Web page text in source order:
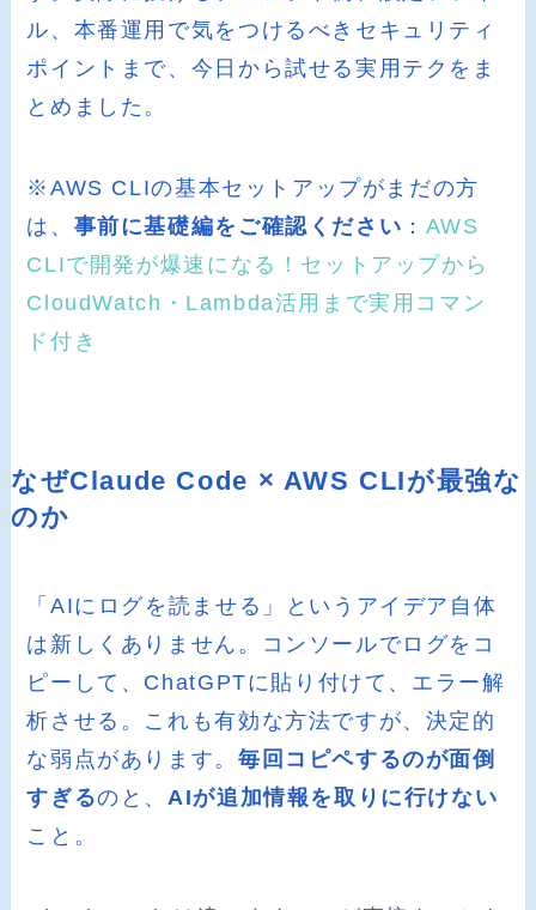
ル、本番運用で気をつけるべきセキュリティ
ポイントまで、今日から試せる実用テクをま
とめました。
※AWS CLIの基本セットアップがまだの方
は、 事前に基礎編をご確認ください ： AWS
CLIで開発が爆速になる！セットアップから
CloudWatch・Lambda活用まで実用コマン
ド付き
なぜClaude Code × AWS CLIが最強な
のか
「AIにログを読ませる」というアイデア自体
は新しくありません。コンソールでログをコ
ピーして、ChatGPTに貼り付けて、エラー解
析させる。これも有効な方法ですが、決定的
な弱点があります。 毎回コピペするのが面倒
すぎるのと、 AIが追加情報を取りに行けない
こと。